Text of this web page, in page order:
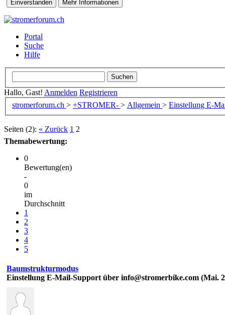
Portal
Suche
Hilfe
Hallo, Gast! Anmelden Registrieren
stromerforum.ch > +STROMER- > Allgemein > Einstellung E-
Seiten (2): « Zurück 1 2
Themabewertung:
0
Bewertung(en)
-
0
im
Durchschnitt
1
2
3
4
5
Baumstrukturmodus
Einstellung E-Mail-Support über info@stromerbike.com (Mai.